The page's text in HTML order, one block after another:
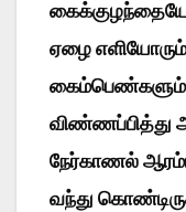
ஏழை
விண்ணப்பித்து
நேர்காணல்
வந்து